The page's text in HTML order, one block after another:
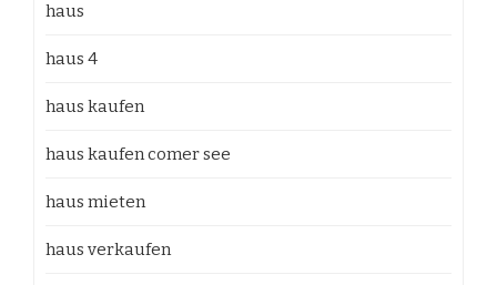
haus
haus 4
haus kaufen
haus kaufen comer see
haus mieten
haus verkaufen